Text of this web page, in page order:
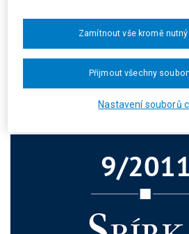
ÚS 179/01) a č. 74/2006 Sb. ÚS (sp. zn. IV.
S účinností od 1. 1. 2011 nahrazen zákonem č.
Nastavení souborů
Zamítnout vše kromě
Přijmout všechny